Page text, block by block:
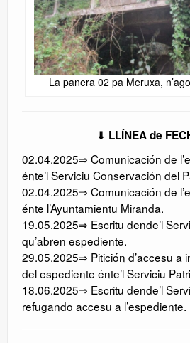
La panera 02 pa Meruxa,
⇓ LLÍNEA de
02.04.2025⇒ Comunicación de
énte’l Serviciu Conservación del
02.04.2025⇒ Comunicación de
énte l’Ayuntamientu Miranda.
19.05.2025⇒ Escritu dende’l
qu’abren espediente.
29.05.2025⇒ Pitición d’accesu a
del espediente énte’l Serviciu
18.06.2025⇒ Escritu dende’l
refugando accesu a l’espediente.